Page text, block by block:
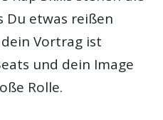
Du etwas reißen
Vortrag ist
und dein Image
Rolle.